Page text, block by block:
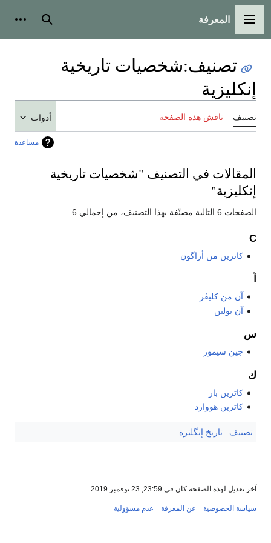
القائمة الرئيسية
المعرفة بحث
تصنيف:شخصيات تاريخية
إنكليزية
تصنيف ناقش هذه الصفحة أدوات
مساعدة
المقالات في التصنيف "شخصيات تاريخية
إنكليزية"
الصفحات 6 التالية مصنّفة بهذا التصنيف، من إجمالي 6.
C
كاترين من أراگون
آن من كليڤز
آن بولين
س
جين سيمور
ك
كاترين بار
كاترين هووارد
تصنيف: تاريخ إنگلترة
آخر تعديل لهذه الصفحة كان في 23:59, 23 نوفمبر 2019.
سياسة الخصوصية عن المعرفة عدم مسؤولية